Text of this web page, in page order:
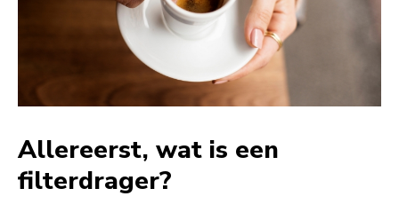
Allereerst, wat is een
filterdrager?